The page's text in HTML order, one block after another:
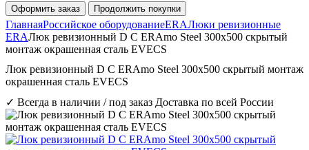
Оформить заказ Продолжить покупки
ГлавнаяРоссийское оборудованиеERAЛюки ревизионные
ERAЛюк ревизионный D C ERAmo Steel 300х500 скрытый
монтаж окрашенная сталь EVECS
Люк ревизионный D C ERAmo Steel 300х500 скрытый монтаж
окрашенная сталь EVECS
✓ Всегда в наличии / под заказ Доставка по всей России